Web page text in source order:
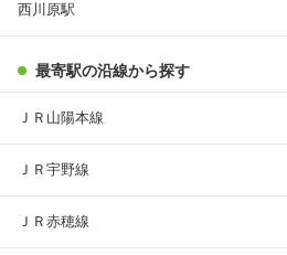
西川原駅
最寄駅の沿線から探す
ＪＲ山陽本線
ＪＲ宇野線
ＪＲ赤穂線